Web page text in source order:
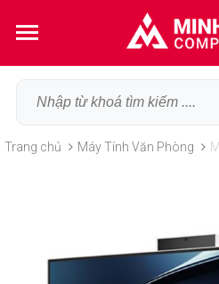
Trang chủ Máy Tính Văn Phòng